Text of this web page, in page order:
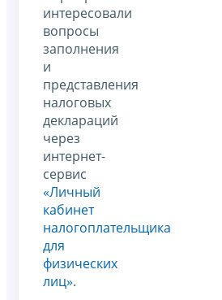
интересовали
вопросы
заполнения
и
представления
налоговых
деклараций
через
интернет-
сервис
«Личный
кабинет
налогоплательщика
для
физических
лиц».